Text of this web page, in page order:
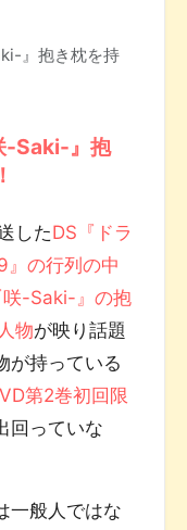
』抱き枕を持
-Saki-』抱
したDS『ドラ
』の行列の中
-Saki-』の抱
物が映り話題
が持っている
第2巻初回限
回っていな
一般人ではな